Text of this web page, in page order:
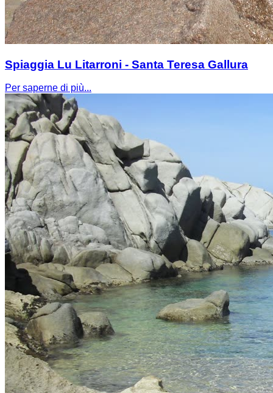
Spiaggia Lu Litarroni - Santa Teresa Gallura
Per saperne di più...